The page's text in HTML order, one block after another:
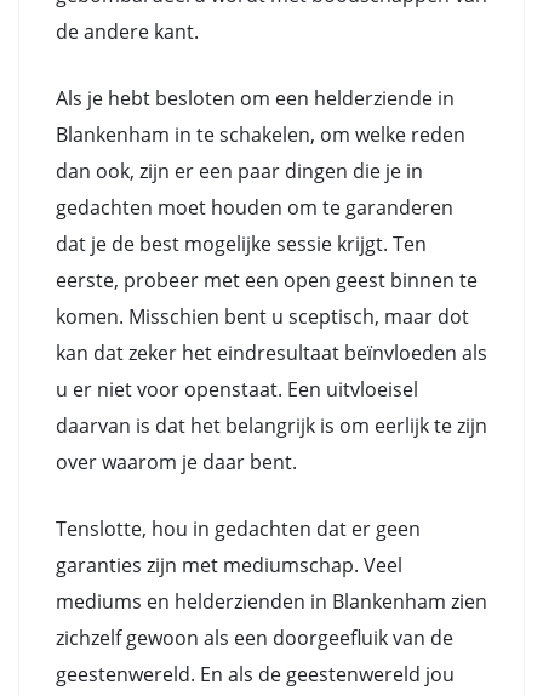
de andere kant.
Als je hebt besloten om een helderziende in
Blankenham in te schakelen, om welke reden
dan ook, zijn er een paar dingen die je in
gedachten moet houden om te garanderen
dat je de best mogelijke sessie krijgt. Ten
eerste, probeer met een open geest binnen te
komen. Misschien bent u sceptisch, maar dot
kan dat zeker het eindresultaat beïnvloeden als
u er niet voor openstaat. Een uitvloeisel
daarvan is dat het belangrijk is om eerlijk te zijn
over waarom je daar bent.
Tenslotte, hou in gedachten dat er geen
garanties zijn met mediumschap. Veel
mediums en helderzienden in Blankenham zien
zichzelf gewoon als een doorgeefluik van de
geestenwereld. En als de geestenwereld jou